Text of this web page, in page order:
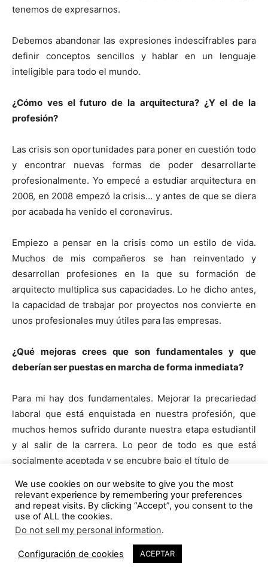
tenemos de expresarnos.
Debemos abandonar las expresiones indescifrables para
definir conceptos sencillos y hablar en un lenguaje
inteligible para todo el mundo.
¿Cómo ves el futuro de la arquitectura? ¿Y el de la
profesión?
Las crisis son oportunidades para poner en cuestión todo
y encontrar nuevas formas de poder desarrollarte
profesionalmente. Yo empecé a estudiar arquitectura en
2006, en 2008 empezó la crisis… y antes de que se diera
por acabada ha venido el coronavirus.
Empiezo a pensar en la crisis como un estilo de vida.
Muchos de mis compañeros se han reinventado y
desarrollan profesiones en la que su formación de
arquitecto multiplica sus capacidades. Lo he dicho antes,
la capacidad de trabajar por proyectos nos convierte en
unos profesionales muy útiles para las empresas.
¿Qué mejoras crees que son fundamentales y que
deberían ser puestas en marcha de forma inmediata?
Para mi hay dos fundamentales. Mejorar la precariedad
laboral que está enquistada en nuestra profesión, que
muchos hemos sufrido durante nuestra etapa estudiantil
y al salir de la carrera. Lo peor de todo es que está
socialmente aceptada y se encubre bajo el título de
“el valor de la enseñanza”.
Y segundo las universidades de arquitectura tienen que
ponerse las pilas y dotar de las herramientas necesarias
a los estudiantes para poder desarrollar sus carreras
We use cookies on our website to give you the most
relevant experience by remembering your preferences
and repeat visits. By clicking “Accept”, you consent to the
use of ALL the cookies.
Do not sell my personal information.
Configuración de cookies ACEPTAR